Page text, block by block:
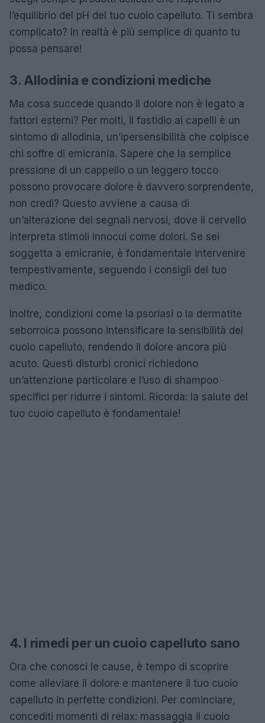
l’equilibrio del pH del tuo cuoio capelluto. Ti sembra
complicato? In realtà è più semplice di quanto tu
possa pensare!
3. Allodinia e condizioni mediche
Ma cosa succede quando il dolore non è legato a
fattori esterni? Per molti, il fastidio ai capelli è un
sintomo di allodinia, un’ipersensibilità che colpisce
chi soffre di emicrania. Sapere che la semplice
pressione di un cappello o un leggero tocco
possono provocare dolore è davvero sorprendente,
non credi? Questo avviene a causa di
un’alterazione dei segnali nervosi, dove il cervello
interpreta stimoli innocui come dolori. Se sei
soggetta a emicranie, è fondamentale intervenire
tempestivamente, seguendo i consigli del tuo
medico.
Inoltre, condizioni come la psoriasi o la dermatite
seborroica possono intensificare la sensibilità del
cuoio capelluto, rendendo il dolore ancora più
acuto. Questi disturbi cronici richiedono
un’attenzione particolare e l’uso di shampoo
specifici per ridurre i sintomi. Ricorda: la salute del
tuo cuoio capelluto è fondamentale!
4. I rimedi per un cuoio capelluto sano
Ora che conosci le cause, è tempo di scoprire
come alleviare il dolore e mantenere il tuo cuoio
capelluto in perfette condizioni. Per cominciare,
concediti momenti di relax: massaggia il cuoio